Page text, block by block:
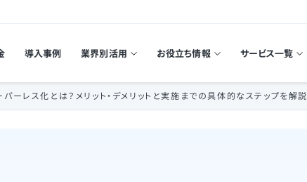
導入事例 業界別活用 お役立ち情報 サービス一覧
パーレス化とは？メリット・デメリットと実施までの具体的なステップを解説